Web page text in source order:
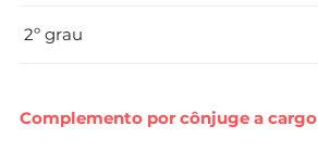
2º grau
Complemento por cônjuge a cargo